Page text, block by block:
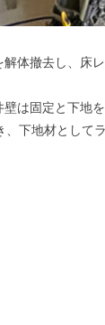
体撤去し、床
は固定と下地
、下地材として